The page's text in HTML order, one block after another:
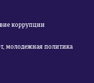
коррупции
молодежная политика